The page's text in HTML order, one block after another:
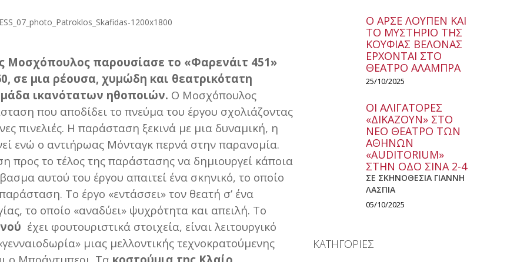
Μοσχόπουλος παρουσίασε το «Φαρενάιτ 451»
σε μια ρέουσα, χυμώδη και θεατρικότατη
ικανότατων ηθοποιών. Ο Μοσχόπουλος
που αποδίδει το πνεύμα του έργου σχολιάζοντας
πινελιές. Η παράσταση ξεκινά με μια δυναμική, η
ενώ ο αντιήρωας Μόνταγκ περνά στην παρανομία.
προς το τέλος της παράστασης να δημιουργεί κάποια
αυτού του έργου απαιτεί ένα σκηνικό, το οποίο
Το έργο «εντάσσει» τον θεατή σ’ ένα
το οποίο «αναδύει» ψυχρότητα και απειλή. Το
έχει φουτουριστικά στοιχεία, είναι λειτουργικό
μιας μελλοντικής τεχνοκρατούμενης
Ο ΑΡΣΕ ΛΟΥΠΕΝ ΚΑΙ
ΤΟ ΜΥΣΤΗΡΙΟ ΤΗΣ
ΚΟΥΦΙΑΣ ΒΕΛΟΝΑΣ
ΕΡΧΟΝΤΑΙ ΣΤΟ
ΘΕΑΤΡΟ ΑΛΑΜΠΡΑ
25/10/2025
ΟΙ ΑΛΙΓΑΤΟΡΕΣ
«ΔΙΚΑΖΟΥΝ» ΣΤΟ
ΝΕΟ ΘΕΑΤΡΟ ΤΩΝ
ΑΘΗΝΩΝ
«AUDITORIUM»
ΣΤΗΝ ΟΔΟ ΣΙΝΑ 2-4
ΣΕ ΣΚΗΝΟΘΕΣΙΑ ΓΙΑΝΝΗ
ΛΑΣΠΙΑ
05/10/2025
ΚΑΤΗΓΟΡΙΕΣ